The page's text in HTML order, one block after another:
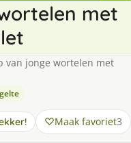
met
van jonge wortelen met
Maak favoriet3